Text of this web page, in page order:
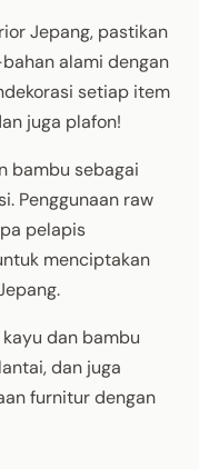
Jepang, pastikan
alami dengan
setiap item
juga plafon!
bambu sebagai
Penggunaan raw
pelapis
menciptakan
dan bambu
dan juga
furnitur dengan